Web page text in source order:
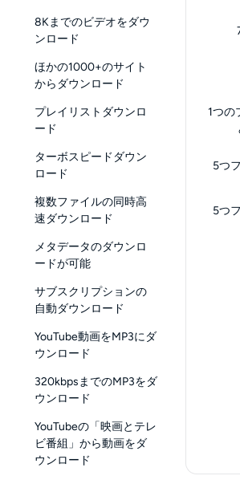
8Kまでのビデオをダウ
ンロード
ほかの1000+のサイト
からダウンロード
プレイリストダウンロ
ード
1つの
ターボスピードダウン
ロード
5つ
複数ファイルの同時高
速ダウンロード
5つ
メタデータのダウンロ
ードが可能
サブスクリプションの
自動ダウンロード
YouTube動画をMP3にダ
ウンロード
320kbpsまでのMP3をダ
ウンロード
YouTubeの「映画とテレ
ビ番組」から動画をダ
ウンロード